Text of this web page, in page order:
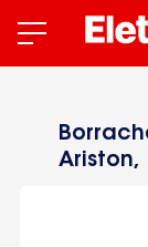
Ariston,